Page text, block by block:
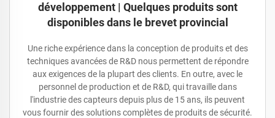
développement | Quelques produits sont
disponibles dans le brevet provincial
Une riche expérience dans la conception de produits et des
techniques avancées de R&D nous permettent de répondre
aux exigences de la plupart des clients. En outre, avec le
personnel de production et de R&D, qui travaille dans
l'industrie des capteurs depuis plus de 15 ans, ils peuvent
vous fournir des solutions complètes de produits de sécurité.